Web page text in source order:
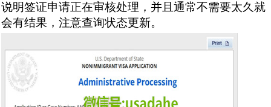
说明签证申请正在审核处理，并且通常不需要太久就
会有结果，注意查询状态更新。